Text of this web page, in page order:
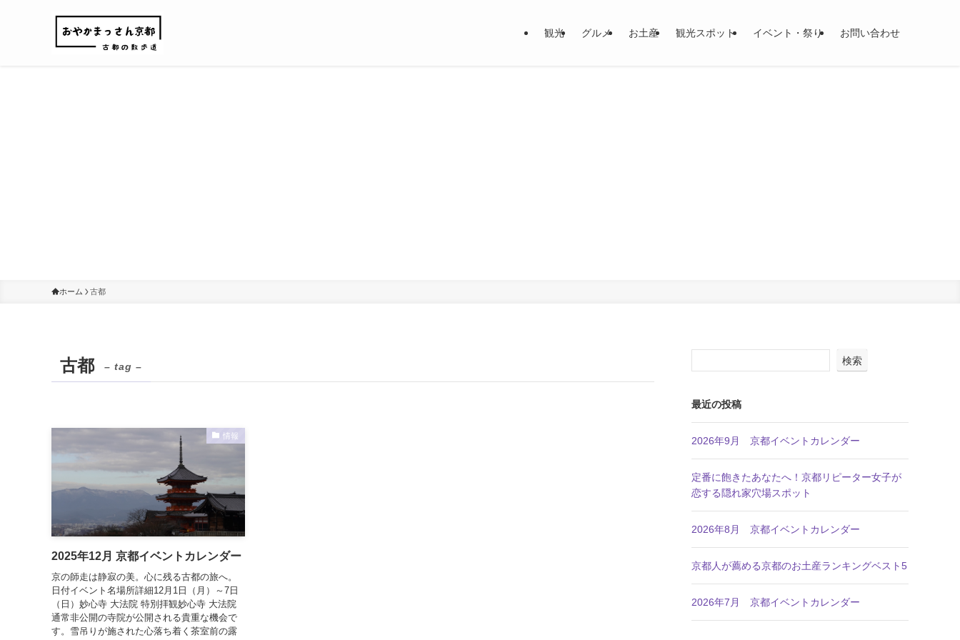
観光 グルメ お土産 観光スポット イベント・祭り お問い合わせ
ホーム 古都
古都 – tag –
情報
2025年12月 京都イベントカレンダー
京の師走は静寂の美。心に残る古都の旅へ。
日付イベント名場所詳細12月1日（月）～7日
（日）妙心寺 大法院 特別拝観妙心寺 大法院
通常非公開の寺院が公開される貴重な機会で
す。雪吊りが施された心落ち着く茶室前の露
検索
最近の投稿
2026年9月 京都イベントカレンダー
定番に飽きたあなたへ！京都リピーター女子が
恋する隠れ家穴場スポット
2026年8月 京都イベントカレンダー
京都人が薦める京都のお土産ランキングベスト5
2026年7月 京都イベントカレンダー